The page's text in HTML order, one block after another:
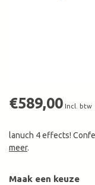
€589,00 Incl. btw
lanuch 4 effects!
meer.
Maak een keuze